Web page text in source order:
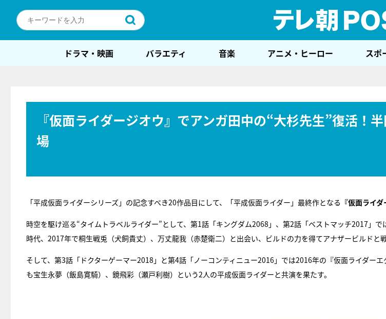
ドラマ・映画 バラエティ 音楽 アニメ・ヒーロー スポ
『仮面ライダージオウ』でアンガ田中の“大杉先生”復活！
場
「平成仮面ライダーシリーズ」の記念すべき20作品目にして、「平成仮面ライダー」最終作となる 『仮面ライダ
時空を駆け巡る“タイムトラベルライダー”として、第1話「キングダム2068」、第2話「ベストマッチ2017」で
時代、2017年で桐生戦兎（犬飼貴丈）、万丈龍我（赤楚衛二）と出会い、ビルドの力を得てアナザービルドと戦
そして、第3話「ドクターゲーマー2018」と第4話「ノーコンティニュー2016」では2016年の『仮面ライダー
も宝生永夢（飯島寛騎）、鏡飛彩（瀬戸利樹）という2人の平成仮面ライダーと共演を果たす。
『